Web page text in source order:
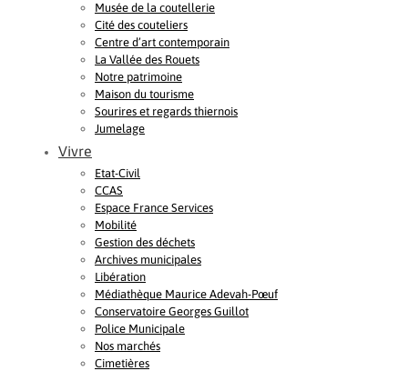
Musée de la coutellerie
Cité des couteliers
Centre d’art contemporain
La Vallée des Rouets
Notre patrimoine
Maison du tourisme
Sourires et regards thiernois
Jumelage
Vivre
Etat-Civil
CCAS
Espace France Services
Mobilité
Gestion des déchets
Archives municipales
Libération
Médiathèque Maurice Adevah-Pœuf
Conservatoire Georges Guillot
Police Municipale
Nos marchés
Cimetières